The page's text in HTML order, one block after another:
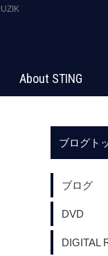
About STING
ブログト
ブログ
DVD
DIGITAL